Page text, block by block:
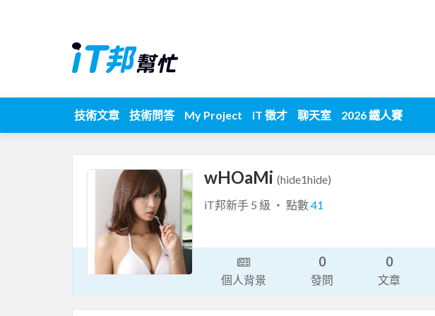
技術文章 技術問答 My Project iT 徵才 聊天室 2026 鐵人賽
wHOaMi (hide1hide)
iT邦新手 5 級 ‧ 點數41
個人背景
0
發問
0
文章